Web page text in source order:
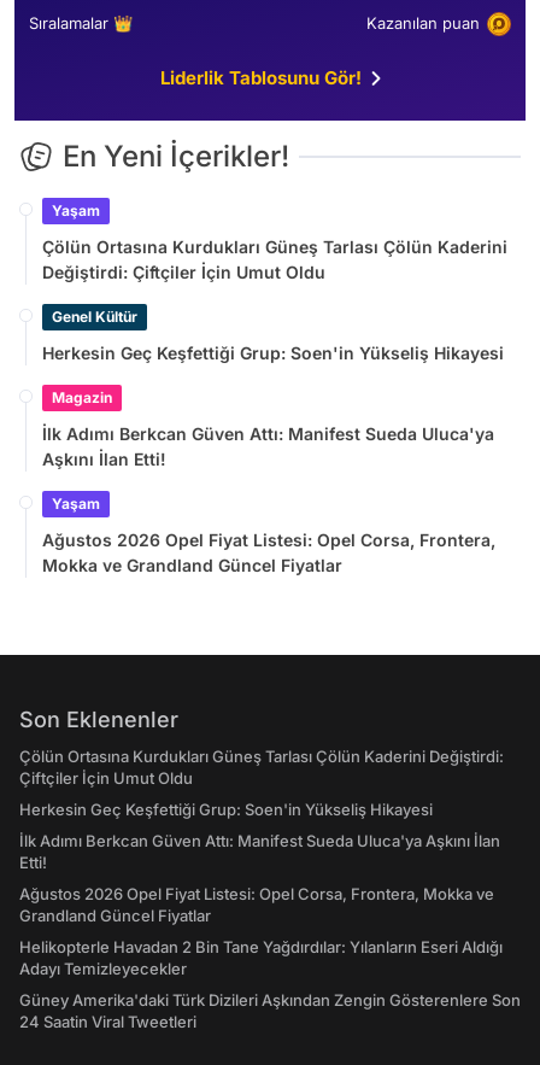
Sıralamalar 👑 Kazanılan puan
Liderlik Tablosunu Gör!
En Yeni İçerikler!
Yaşam
Çölün Ortasına Kurdukları Güneş Tarlası Çölün Kaderini
Değiştirdi: Çiftçiler İçin Umut Oldu
Genel Kültür
Herkesin Geç Keşfettiği Grup: Soen'in Yükseliş Hikayesi
Magazin
İlk Adımı Berkcan Güven Attı: Manifest Sueda Uluca'ya
Aşkını İlan Etti!
Yaşam
Ağustos 2026 Opel Fiyat Listesi: Opel Corsa, Frontera,
Mokka ve Grandland Güncel Fiyatlar
Son Eklenenler
Çölün Ortasına Kurdukları Güneş Tarlası Çölün Kaderini Değiştirdi:
Çiftçiler İçin Umut Oldu
Herkesin Geç Keşfettiği Grup: Soen'in Yükseliş Hikayesi
İlk Adımı Berkcan Güven Attı: Manifest Sueda Uluca'ya Aşkını İlan
Etti!
Ağustos 2026 Opel Fiyat Listesi: Opel Corsa, Frontera, Mokka ve
Grandland Güncel Fiyatlar
Helikopterle Havadan 2 Bin Tane Yağdırdılar: Yılanların Eseri Aldığı
Adayı Temizleyecekler
Güney Amerika'daki Türk Dizileri Aşkından Zengin Gösterenlere Son
24 Saatin Viral Tweetleri